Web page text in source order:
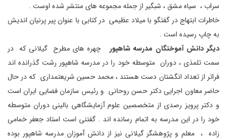
سراب ، سیاه مشق ، شبگیر از جمله مجموعه های منتشر شده اوست .
خاطرات ابتهاج در گفتگو با میلاد عظیمی در کتابی با عنوان پیر پرنیان اندیش
به چاپ رسیده است .
دیگر دانش آموختگان مدرسه شاهپور چهره های مطرح گیلانی که در
سمت تلمذی ، دوران متوسطه خود را در مدرسه شاهپور رشت گذرانده اند
فراتر از تعداد انگشتان دست هستند ، محمد حسین شریعتمداری که در حال
حاضر معاون اجرایی دکتر حسن روحانی و رئیس سازمان فضایی ایران است
و دکتر پرویز رصدی از متخصصین علوم آزمایشگاهی بالینی دوران متوسطه
خود را در این مدرسه به اتمام رسانده اند . گفتنی است استاد جعفر خمامی
زاده ، معلم و پژوهشگر گیلانی نیز از دانش آموزان مدرسه شاهپور بوده